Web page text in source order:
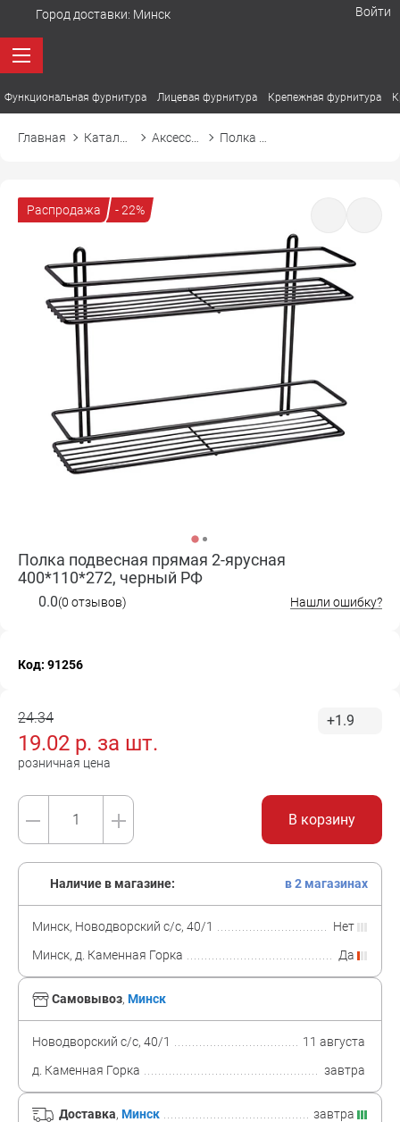
Город доставки: Минск Войти
Функциональная фурнитура Лицевая фурнитура Крепежная фурнитура
Главная
Распродажа - 22%
Полка подвесная прямая 2-ярусная
400*110*272, черный РФ
0.0(0 отзывов) Нашли ошибку?
Код: 91256
24.34
19.02 р. за шт.
розничная цена
+1.9
В корзину
Самовывоз, Минск
Новодворский с/с, 40/1
11 августа
д. Каменная Горка
завтра
Доставка, Минск завтра
Наличие в магазине: в 2 магазинах
Минск, Новодворский с/с, 40/1
Нет
Минск, д. Каменная Горка
Да